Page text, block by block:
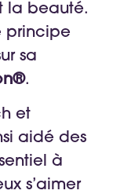
la beauté.
principe
sa
.
et
aidé des
à
s’aimer